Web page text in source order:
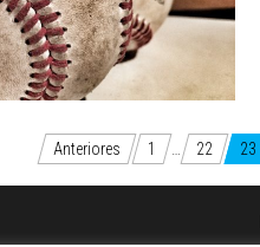
Anteriores 1 22 23